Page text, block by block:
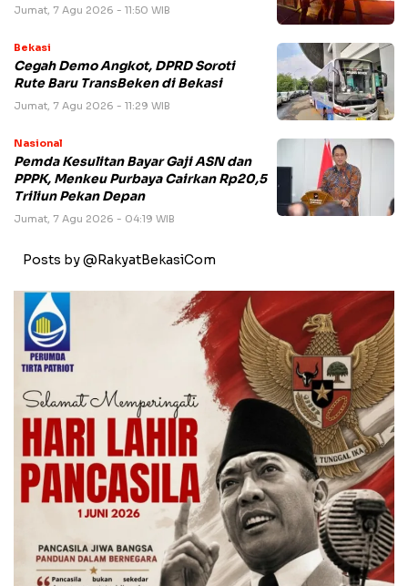
Jumat, 7 Agu 2026 - 11:50 WIB
Bekasi
Cegah Demo Angkot, DPRD Soroti
Rute Baru TransBeken di Bekasi
Jumat, 7 Agu 2026 - 11:29 WIB
Nasional
Pemda Kesulitan Bayar Gaji ASN dan
PPPK, Menkeu Purbaya Cairkan Rp20,5
Triliun Pekan Depan
Jumat, 7 Agu 2026 - 04:19 WIB
Posts by @RakyatBekasiCom